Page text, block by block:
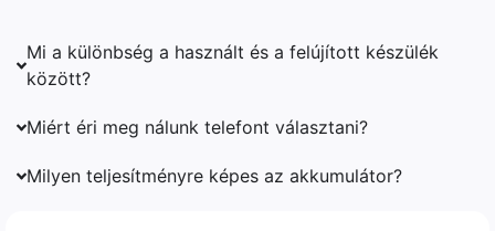
Mi a különbség a használt és a felújított készülék
között?
Miért éri meg nálunk telefont választani?
Milyen teljesítményre képes az akkumulátor?